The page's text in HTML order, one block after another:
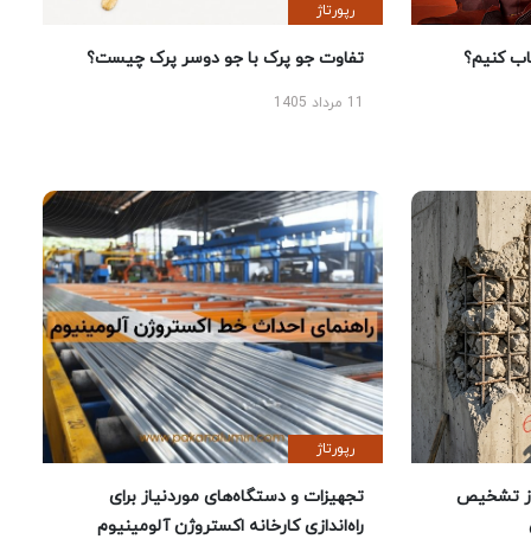
کنیم؟
رپورتاژ
تفاوت جو پرک با جو دوسر پرک چیست؟
تشخیص
رپورتاژ
تجهیزات و دستگاه‌های موردنیاز برای
راه‌اندازی کارخانه اکستروژن آلومینیوم